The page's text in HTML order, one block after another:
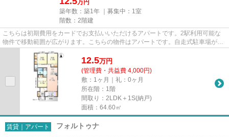
万円
築年数：築1年 ｜募集中： 1室
階数：2階建
こちらは初期費用をカードでお支払いいただけるアパートです。2駅利用可能な
物件で移動範囲が広がります。こちらの物件はアパートです。自走式駐車場が併
設されたアパートです。当社ス...
12.5万円
(管理費・共益費 4,000円)
敷：1ヶ月｜礼：0ヶ月
所在階：1階
間取り：2LDK＋1S(納戸)
面積：64.60㎡
賃貸｜アパート フォルトゥナ